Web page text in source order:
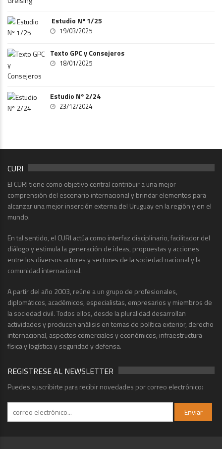
Estudio Nº 1/25
19/03/2025
Texto GPC y Consejeros
18/01/2025
Estudio Nº 2/24
23/12/2024
CURI
El CURI tiene como objetivo central contribuir a una mejor
comprensión del escenario internacional y brindar elementos para
alcanzar una mejor inserción externa del Uruguay en la región y en el
mundo.
En tal sentido, el CURI actúa como interfaz disciplinario, facilitador del
diálogo y estimula la generación de ideas, propuestas y acciones
entre los diversos actores y sectores de la sociedad nacional y la
comunidad internacional.
A partir del año 2003, reúne a un grupo de profesionales,
diplomáticos, académicos, especialistas, empresarios y miembros de
la sociedad civil. Todos ellos, desde la pluralidad desarrollan
actividades y producen análisis en temas de política exterior, derecho
internacional, aspectos comerciales y económicos, infraestructura
física y logística y seguridad y defensa.
REGISTRESE AL NEWSLETTER
Puedes suscribirte para recibir novedades por correo electrónico: